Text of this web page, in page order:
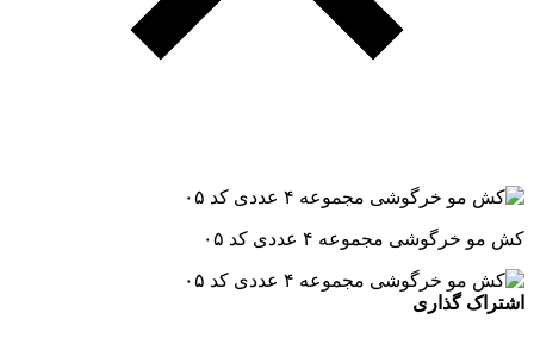
کش مو خرگوشی مجموعه ۴ عددی کد ۰۵
اشتراک گذاری